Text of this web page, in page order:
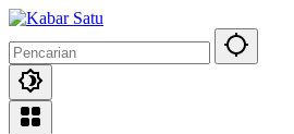
Langsung
konten